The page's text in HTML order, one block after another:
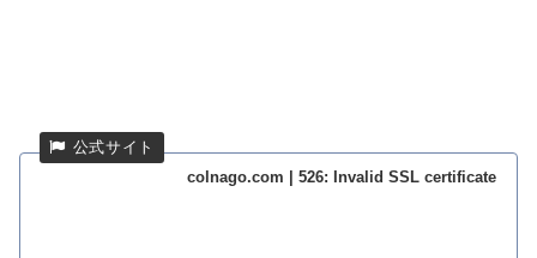
colnago.com | 526: Invalid SSL certificate